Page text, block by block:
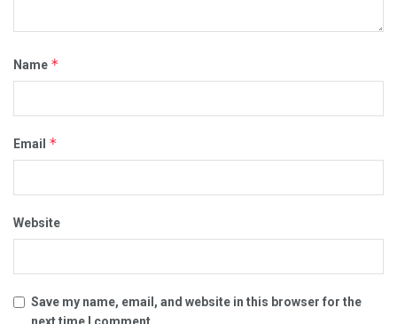
Name *
Email *
Website
Save my name, email, and website in this browser for the